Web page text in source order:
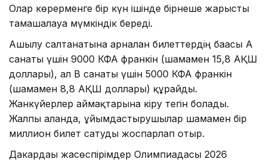
Олар көрерменге бір күн ішінде бірнеше жарысты
тамашалауға мүмкіндік береді.
Ашылу салтанатына арналған билеттердің бағасы А
санаты үшін 9000 КФА франкін (шамамен 15,8 АҚШ
доллары), ал B санаты үшін 5000 КФА франкін
(шамамен 8,8 АҚШ доллары) құрайды.
Жанкүйерлер аймақтарына кіру тегін болады.
Жалпы алғанда, ұйымдастырушылар шамамен бір
миллион билет сатуды жоспарлап отыр.
Дакардағы жасөспірімдер Олимпиадасы 2026